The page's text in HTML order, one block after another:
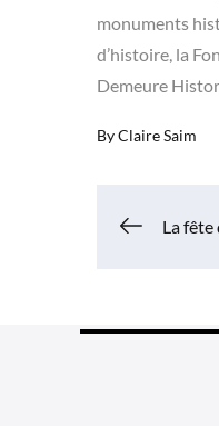
monuments
d’histoire, la
Demeure
ByClaire Saim
La fête